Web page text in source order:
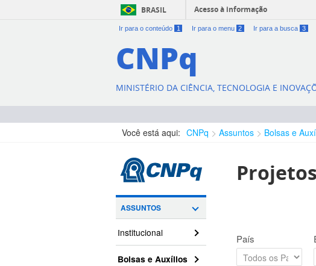
BRASIL Acesso à informação
Ir para o conteúdo 1 Ir para o menu 2 Ir para a busca 3
CNPq
MINISTÉRIO DA CIÊNCIA, TECNOLOGIA E
Você está aqui: CNPq Assuntos Bolsas e
ASSUNTOS
Institucional
Bolsas e Auxílios
País